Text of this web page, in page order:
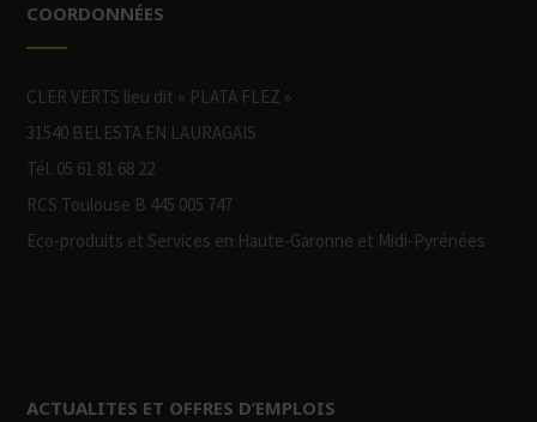
COORDONNÉES
CLER VERTS lieu dit « PLATA FLEZ »
31540 BELESTA EN LAURAGAIS
Tél. 05 61 81 68 22
RCS Toulouse B 445 005 747
Eco-produits et Services en Haute-Garonne et Midi-Pyrénées
ACTUALITES ET OFFRES D’EMPLOIS